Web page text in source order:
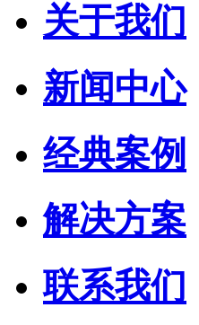
关于我们
新闻中心
经典案例
解决方案
联系我们